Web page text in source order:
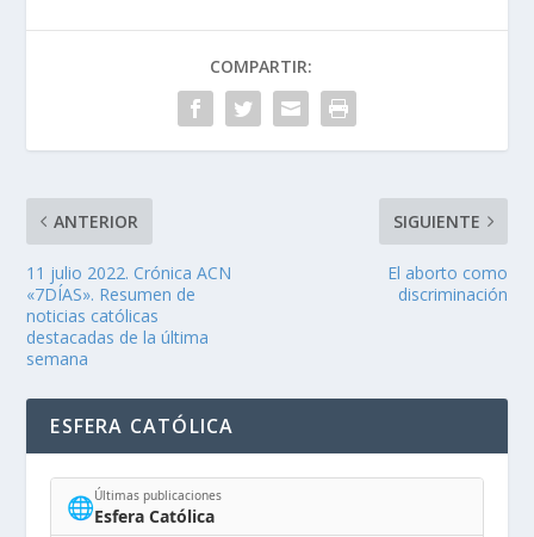
COMPARTIR:
ANTERIOR
11 julio 2022. Crónica ACN
«7DÍAS». Resumen de
noticias católicas
destacadas de la última
semana
SIGUIENTE
El aborto como
discriminación
ESFERA CATÓLICA
🌐Últimas publicaciones
Esfera Católica